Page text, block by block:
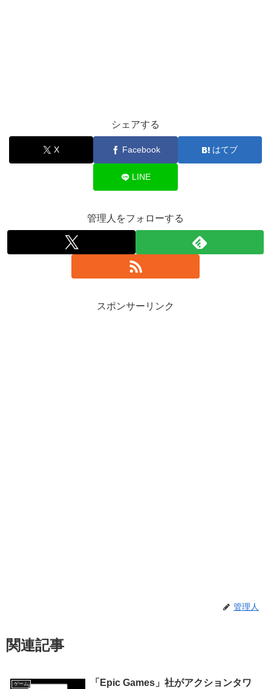
シェアする
X Facebook はてブ
LINE
管理人をフォローする
スポンサーリンク
管理人
関連記事
ゲーム
「Epic Games」社がアクションタワ